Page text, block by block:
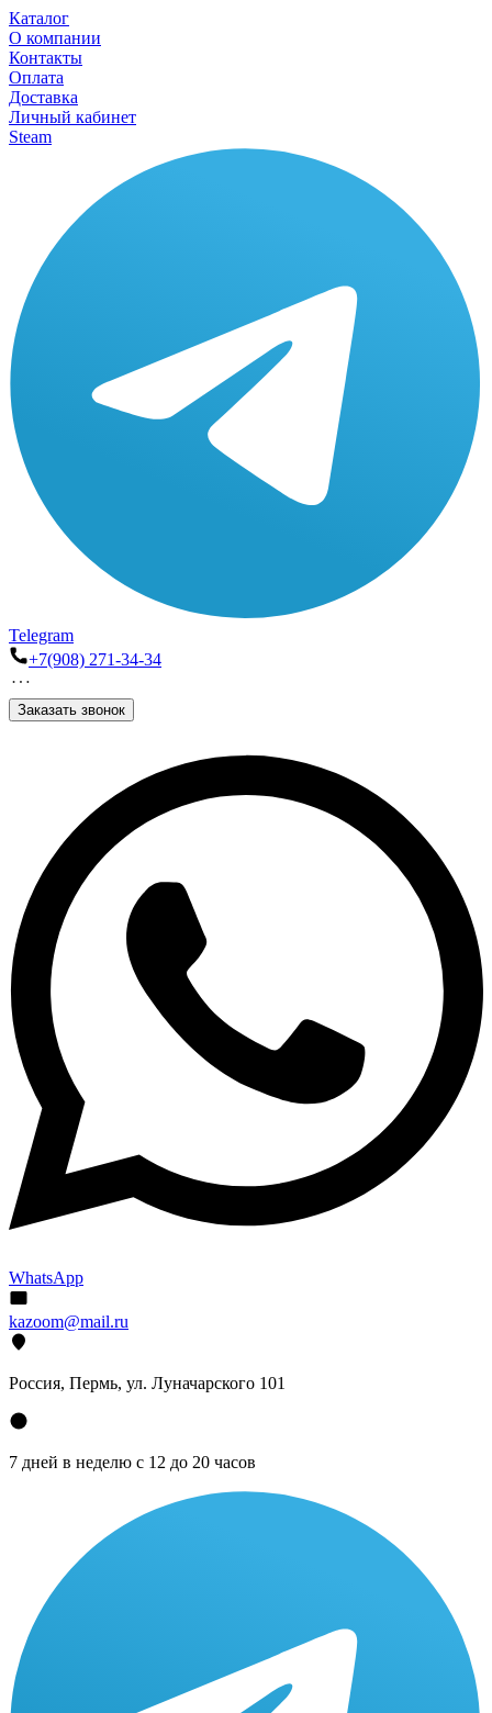
Каталог
О компании
Контакты
Оплата
Доставка
Личный кабинет
Steam
Telegram
+7(908) 271-34-34
Заказать звонок
WhatsApp
kazoom@mail.ru
Россия, Пермь, ул. Луначарского 101
7 дней в неделю с 12 до 20 часов